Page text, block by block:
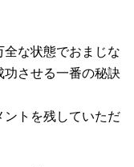
な状態でおまじな
功させる一番の秘訣
ントを残していただ